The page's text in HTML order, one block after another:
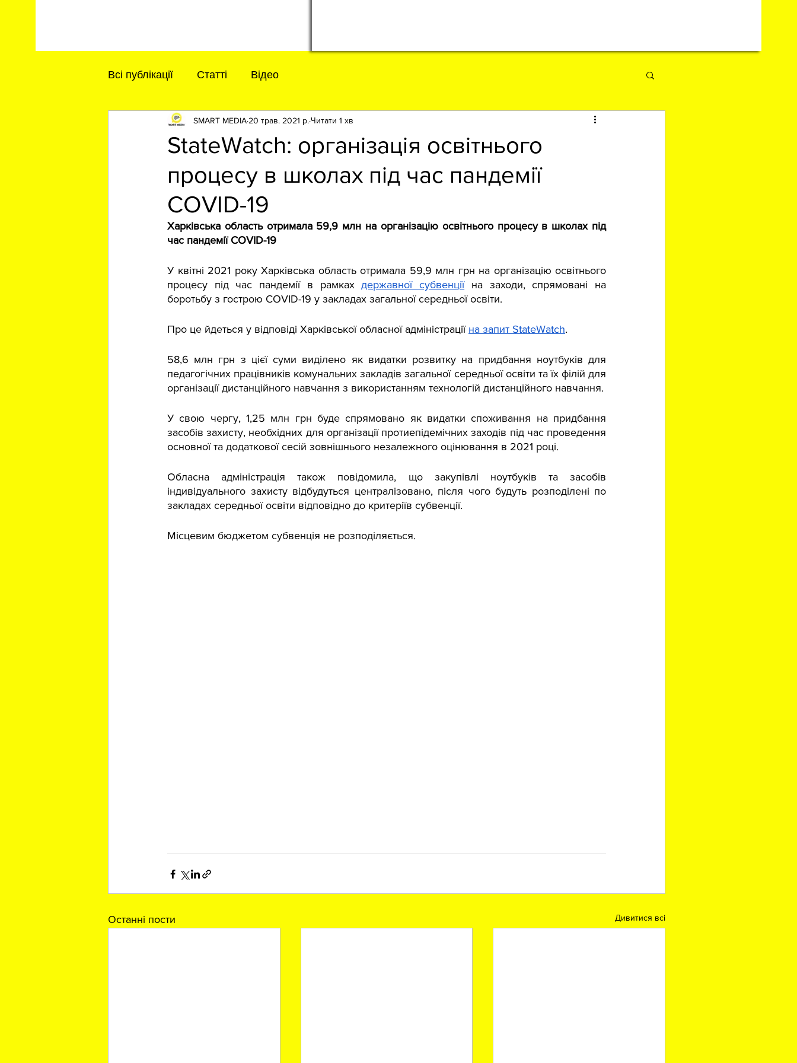
Всі публікації Статті Відео
StateWatch: організація освітнього
процесу в школах під час пандемії
COVID-19
SMART MEDIA 20 трав. 2021 р. Читати 1 хв
Харківська область отримала 59,9 млн на організацію освітнього процесу в школах під
час пандемії COVID-19
У квітні 2021 року Харківська область отримала 59,9 млн грн на організацію освітнього
процесу під час пандемії в рамках державної субвенції на заходи, спрямовані на
боротьбу з гострою COVID-19 у закладах загальної середньої освіти.
Про це йдеться у відповіді Харківської обласної адміністрації на запит StateWatch.
58,6 млн грн з цієї суми виділено як видатки розвитку на придбання ноутбуків для
педагогічних працівників комунальних закладів загальної середньої освіти та їх філій для
організації дистанційного навчання з використанням технологій дистанційного навчання.
У свою чергу, 1,25 млн грн буде спрямовано як видатки споживання на придбання
засобів захисту, необхідних для організації протиепідемічних заходів під час проведення
основної та додаткової сесій зовнішнього незалежного оцінювання в 2021 році.
Обласна адміністрація також повідомила, що закупівлі ноутбуків та засобів
індивідуального захисту відбудуться централізовано, після чого будуть розподілені по
закладах середньої освіти відповідно до критеріїв субвенції.
Місцевим бюджетом субвенція не розподіляється.
Останні пости Дивитися всі